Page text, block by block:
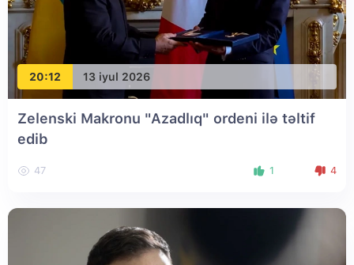
20:12 13 iyul 2026
Zelenski Makronu "Azadlıq" ordeni ilə təltif
edib
47 1 4